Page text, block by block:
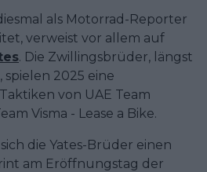
als Motorrad-Reporter
verweist vor allem auf
. Die Zwillingsbrüder, längst
2025 eine
von UAE Team
Visma - Lease a Bike.
die Yates-Brüder einen
am Eröffnungstag der